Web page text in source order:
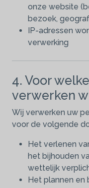
onze website
bezoek,
IP-adressen
verwerking
4. Voor
verwerken
Wij verwerken uw
voor de volgende
Het verlenen
het bijhouden
wettelijk
Het plannen en